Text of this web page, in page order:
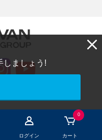
ログイン
0
カート
しましょう!